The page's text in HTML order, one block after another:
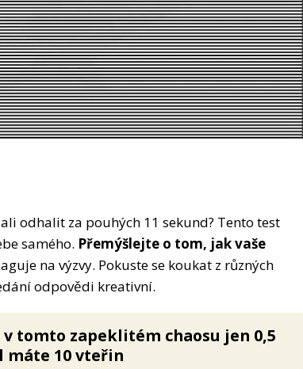
odhalit za pouhých 11 sekund? Tento test
samého. Přemýšlejte o tom, jak vaše
na výzvy. Pokuste se koukat z různých
odpovědi kreativní.
tomto zapeklitém chaosu jen 0,5
máte 10 vteřin